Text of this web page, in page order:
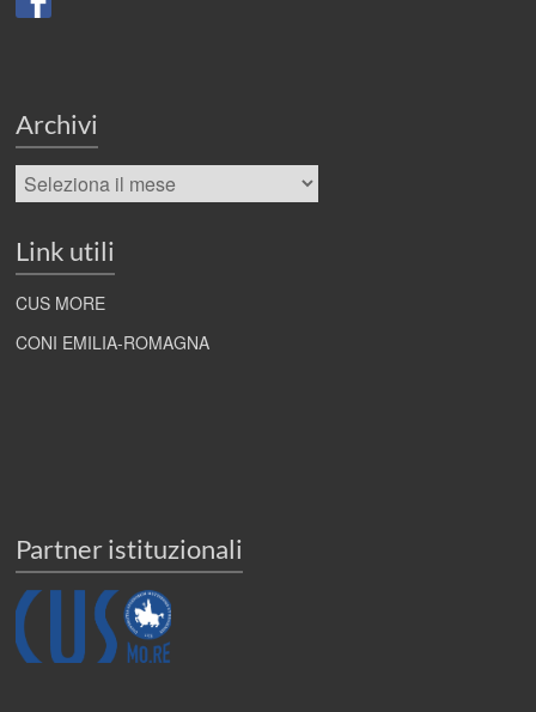
Archivi
Archivi
Link utili
CUS MORE
CONI EMILIA-ROMAGNA
Partner istituzionali